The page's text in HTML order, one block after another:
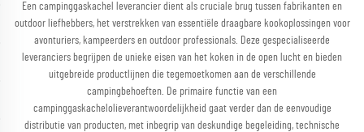
Een campinggaskachel leverancier dient als cruciale brug tussen fabrikanten en
outdoor liefhebbers, het verstrekken van essentiële draagbare kookoplossingen voor
avonturiers, kampeerders en outdoor professionals. Deze gespecialiseerde
leveranciers begrijpen de unieke eisen van het koken in de open lucht en bieden
uitgebreide productlijnen die tegemoetkomen aan de verschillende
campingbehoeften. De primaire functie van een
campinggaskachelolieverantwoordelijkheid gaat verder dan de eenvoudige
distributie van producten, met inbegrip van deskundige begeleiding, technische